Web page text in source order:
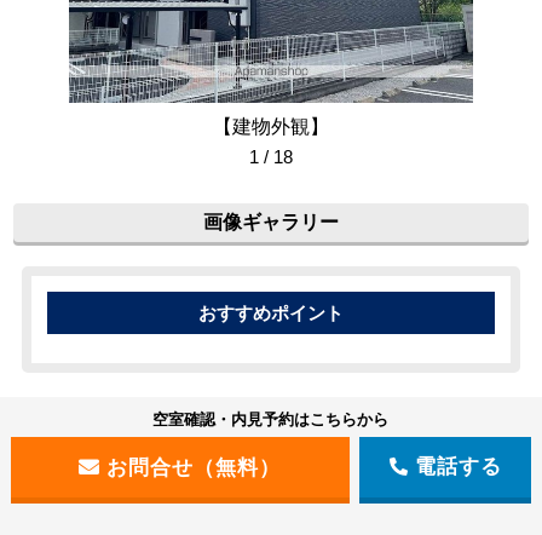
【建物外観】
1 / 18
画像ギャラリー
空室確認・内見予約はこちらから
電話する